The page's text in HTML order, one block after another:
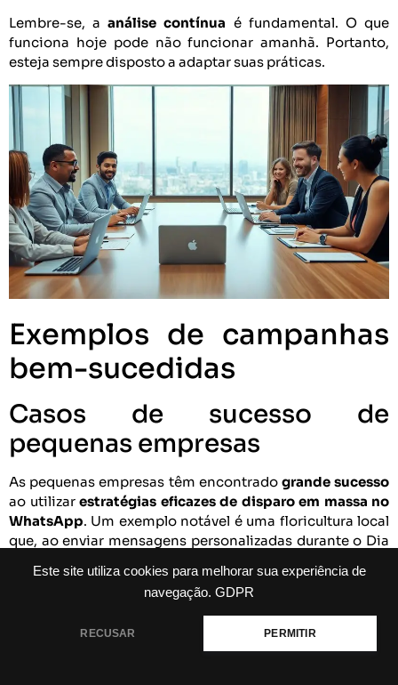
Este site utiliza cookies para melhorar sua experiência de
navegação. GDPR
RECUSAR PERMITIR
Lembre-se, aanálise contínua é fundamental. O que
funciona hoje pode não funcionar amanhã. Portanto,
esteja sempre disposto a adaptar suas práticas.
Exemplos de campanhas
bem-sucedidas
Casos de sucesso de
pequenas empresas
As pequenas empresas têm encontrado grande sucesso
ao utilizar estratégias eficazes de disparo em massa no
WhatsApp. Um exemplo notável é uma floricultura local
que, ao enviar mensagens personalizadas durante o Dia
comparação ao ano anterior. A empresa segmentou seus
clientes, enviando ofertas específicas, como
e promoções de entrega gratuita. Isso
não apenas atraiu novos clientes, mas também